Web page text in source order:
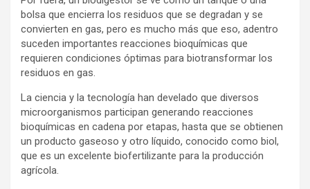
bolsa que encierra los residuos que se degradan y se
convierten en gas, pero es mucho más que eso, adentro
suceden importantes reacciones bioquímicas que
requieren condiciones óptimas para biotransformar los
residuos en gas.
La ciencia y la tecnología han develado que diversos
microorganismos participan generando reacciones
bioquímicas en cadena por etapas, hasta que se obtienen
un producto gaseoso y otro líquido, conocido como biol,
que es un excelente biofertilizante para la producción
agrícola.